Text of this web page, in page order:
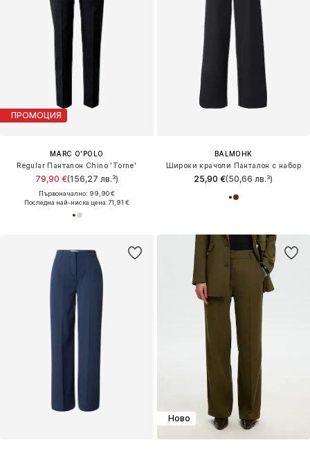
ПРОМОЦИЯ
MARC O'POLO
Regular Панталон Chino 'Torne'
79,90 €(156,27 лв.³)
Първоначално: 99,90 €
Последна най-ниска цена:71,91 €
BALMOHK
Широки крачоли Панталон с набор
25,90 €(50,66 лв.³)
Ново